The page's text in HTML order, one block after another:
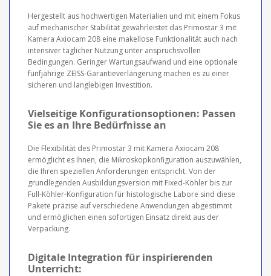
Hergestellt aus hochwertigen Materialien und mit einem Fokus
auf mechanischer Stabilität gewährleistet das Primostar 3 mit
Kamera Axiocam 208 eine makellose Funktionalität auch nach
intensiver täglicher Nutzung unter anspruchsvollen
Bedingungen. Geringer Wartungsaufwand und eine optionale
fünfjährige ZEISS-Garantieverlängerung machen es zu einer
sicheren und langlebigen Investition.
Vielseitige Konfigurationsoptionen: Passen
Sie es an Ihre Bedürfnisse an
Die Flexibilität des Primostar 3 mit Kamera Axiocam 208
ermöglicht es Ihnen, die Mikroskopkonfiguration auszuwählen,
die Ihren speziellen Anforderungen entspricht. Von der
grundlegenden Ausbildungsversion mit Fixed-Köhler bis zur
Full-Köhler-Konfiguration für histologische Labore sind diese
Pakete präzise auf verschiedene Anwendungen abgestimmt
und ermöglichen einen sofortigen Einsatz direkt aus der
Verpackung.
Digitale Integration für inspirierenden
Unterricht: